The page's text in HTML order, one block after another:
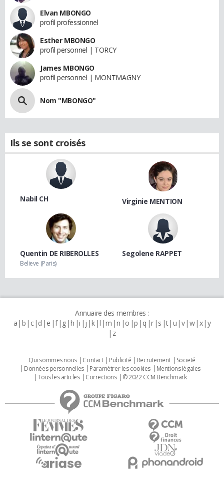
Elvan MBONGO
profil professionnel
Esther MBONGO
profil personnel | TORCY
James MBONGO
profil personnel | MONTMAGNY
Nom "MBONGO"
Ils se sont croisés
Nabil CH Virginie MENTION
Quentin DE RIBEROLLES
Believe (Paris)
Segolene RAPPET
Annuaire des membres :
a b c d e f g h i j k l m n o p q r s t u v w x y
z
Qui sommes nous Contact Publicité Recrutement
Societé
Données personnelles
Paramétrer les cookies
Mentions légales
Tous les articles
Corrections © 2022 CCM Benchmark